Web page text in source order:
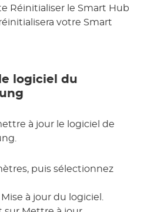
Réinitialiser le Smart Hub
votre Smart
logiciel du
à jour le logiciel de
puis sélectionnez
à jour du logiciel.